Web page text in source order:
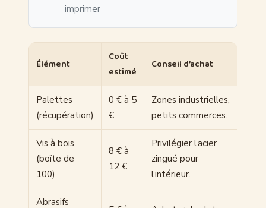
imprimer
Élément
Coût
estimé
Conseil d’achat
Palettes
(récupération)
0 € à 5
€
Zones industrielles,
petits commerces.
Vis à bois
(boîte de
100)
8 € à
12 €
Privilégier l’acier
zingué pour
l’intérieur.
Abrasifs